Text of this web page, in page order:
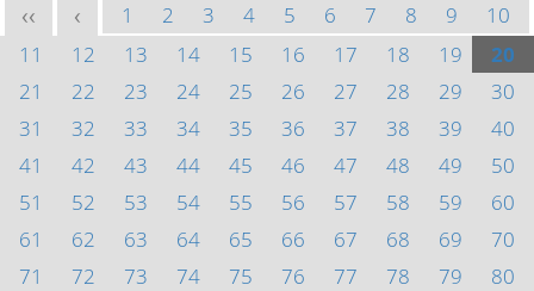
<< < 1 2 3 4 5 6 7 8 9
10
11
12 13 14 15 16 17 18 19
20
21
22 23 24 25 26 27 28 29
30
31
32 33 34 35 36 37 38 39
40
41
42 43 44 45 46 47 48 49
50
51
52 53 54 55 56 57 58 59
60
61
62 63 64 65 66 67 68 69
70
71
72 73 74 75 76 77 78 79
80